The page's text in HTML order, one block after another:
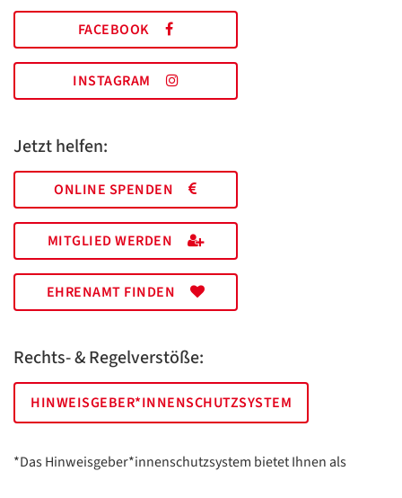
FACEBOOK
INSTAGRAM
Jetzt helfen:
ONLINE SPENDEN
MITGLIED WERDEN
EHRENAMT FINDEN
Rechts- & Regelverstöße:
HINWEISGEBER*INNENSCHUTZSYSTEM
*Das Hinweisgeber*innenschutzsystem bietet Ihnen als